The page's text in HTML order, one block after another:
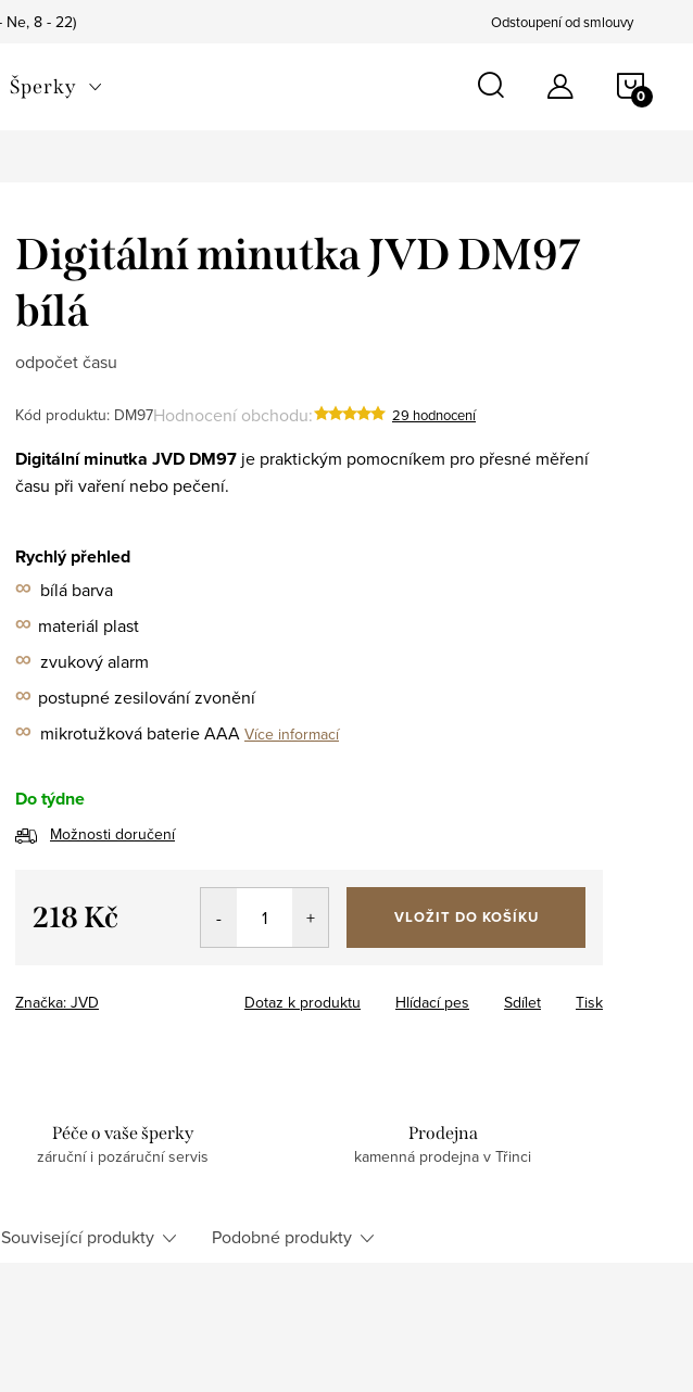
Odstoupení od smlouvy
Šperky
Digitální minutka JVD DM97
bílá
odpočet času
Kód produktu: DM97Hodnocení obchodu: 29 hodnocení
Digitální minutka JVD DM97 je praktickým pomocníkem pro přesné měření
času při vaření nebo pečení.
Rychlý přehled
∞ bílá barva
∞ materiál plast
∞ zvukový alarm
∞ postupné zesilování zvonění
∞ mikrotužková baterie AAA Více informací
Do týdne
Možnosti doručení
218 Kč VLOŽIT DO KOŠÍKU
Značka: JVD Tisk
Dotaz k produktu Hlídací pes Sdílet
Péče o vaše šperky
záruční i pozáruční servis
Prodejna
kamenná prodejna v Třinci
Související produkty Podobné produkty